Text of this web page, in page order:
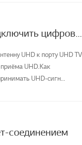
[LG TV] Я хочу узнать, как установить и подключить цифровую антенну (UHD) и смотреть телевизор
UHD к порту UHD TV
UHD.Как
UHD-сигн...
соединением